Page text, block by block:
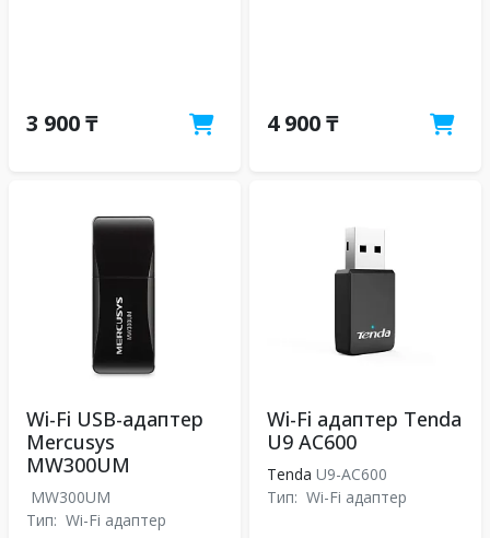
3 900 ₸ 4 900 ₸
Wi-Fi USB-адаптер
Mercusys
MW300UM
MW300UM
Тип: Wi-Fi адаптер
Wi-Fi адаптер Tenda
U9 AC600
Tenda U9-AC600
Тип: Wi-Fi адаптер